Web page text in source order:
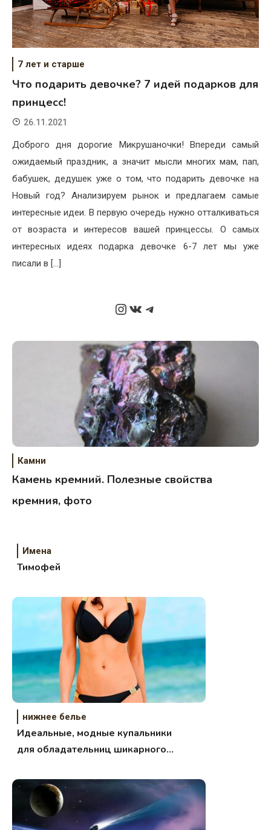
7 лет и старше
Что подарить девочке? 7 идей подарков для
принцесс!
26.11.2021
Доброго дня дорогие Микрушаночки! Впереди самый
ожидаемый праздник, а значит мысли многих мам, пап,
бабушек, дедушек уже о том, что подарить девочке на
Новый год? Анализируем рынок и предлагаем самые
интересные идеи. В первую очередь нужно отталкиваться
от возраста и интересов вашей принцессы. О самых
интересных идеях подарка девочке 6-7 лет мы уже
писали в […]
Instagram
ВКонтакте
Telegram
Камни
Камень кремний. Полезные свойства
кремния, фото
Имена
Тимофей
нижнее белье
Идеальные, модные купальники
для обладательниц шикарного